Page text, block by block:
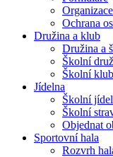
Ochrana
Družina a klub
Družina a
Školní
Školní klub
Jídelna
Školní
Školní
Objednat
Sportovní hala
Rozvrh